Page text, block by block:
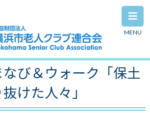
MENU
主事業2週連続企画
び＆ウォーク「保土
けた人々」